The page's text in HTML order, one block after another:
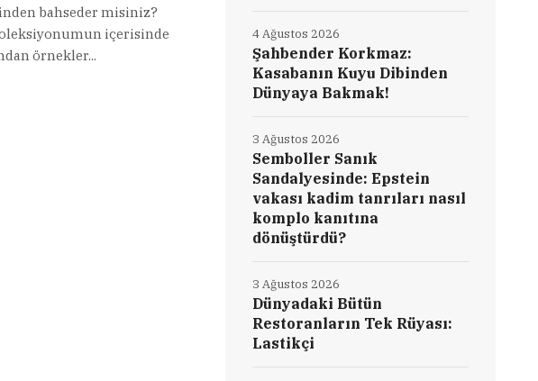
bahseder misiniz?
içerisinde
örnekler...
Şahbender Korkmaz:
Kasabanın Kuyu Dibinden
Dünyaya Bakmak!
4 Ağustos 2026
Semboller Sanık
Sandalyesinde: Epstein
vakası kadim tanrıları nasıl
komplo kanıtına
dönüştürdü?
3 Ağustos 2026
Dünyadaki Bütün
Restoranların Tek Rüyası:
Lastikçi
3 Ağustos 2026